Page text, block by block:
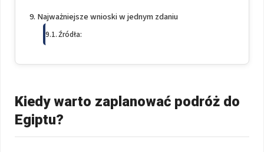
Najważniejsze wnioski w jednym zdaniu
Źródła:
Kiedy warto zaplanować podróż do
Egiptu?